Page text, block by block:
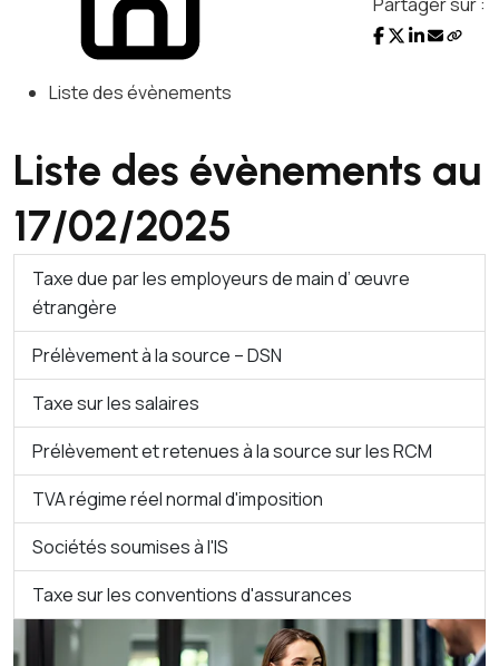
Liste des évènements
Liste des évènements au
17/02/2025
Taxe due par les employeurs de main d’ œuvre
étrangère
Prélèvement à la source – DSN
Taxe sur les salaires
Prélèvement et retenues à la source sur les RCM
TVA régime réel normal d'imposition
Sociétés soumises à l'IS
Taxe sur les conventions d'assurances